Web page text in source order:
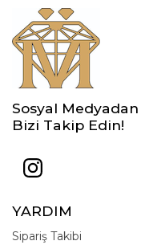
Sosyal Medyadan
Bizi Takip Edin!
YARDIM
Sipariş Takibi